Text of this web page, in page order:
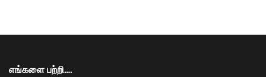
எங்களை பற்றி….